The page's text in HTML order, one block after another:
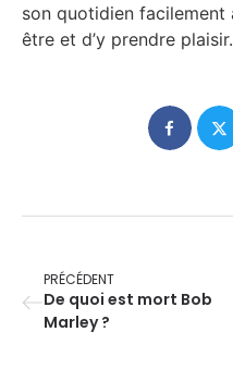
son quotidien
être et d’y prendre plaisir.
PRÉCÉDENT
De quoi est mort Bob
Marley ?